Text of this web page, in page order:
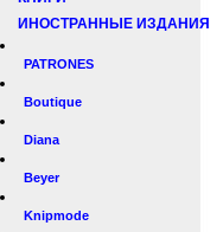
ИНОСТРАННЫЕ ИЗДАНИЯ
PATRONES
Boutique
Diana
Beyer
Knipmode